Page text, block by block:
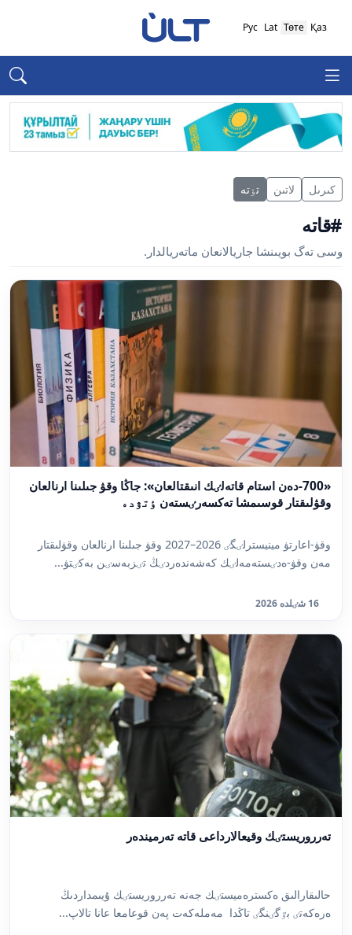
Қаз
Төте
Lat
Рус
كىرىل لاتىن تٶتە
#قاتە
وسى تەگ بويىنشا جاريالانعان ماتەريالدار.
«700-دەن استام قاتەلٸك انىقتالعان»: جاڭا وقۋ جىلىنا ارنالعان
وقۋلىقتار قوسىمشا تەكسەرٸستەن ٶتۋدە
وقۋ-اعارتۋ مينيسترلٸگٸ 2026–2027 وقۋ جىلىنا ارنالعان وقۋلىقتار
مەن وقۋ-ەدٸستەمەلٸك كەشەندەردٸڭ تٸزبەسٸن بەكٸتۋ...
16 شٸلدە 2026
تەرروريستٸك وقيعالارداعى قاتە تەرميندەر
حالىقارالىق ەكسترەميستٸك جەنە تەرروريستٸك ۇيىمداردىڭ
ەرەكەتٸ بٷگٸنگٸ تاڭدا مەملەكەت پەن قوعامعا عانا تالاپ...